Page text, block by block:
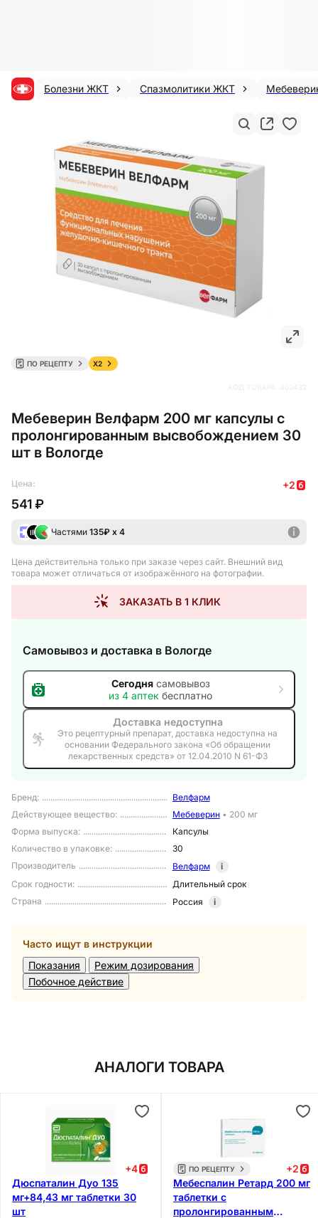
Болезни ЖКТ Спазмолитики ЖКТ
Мебеверин Велфарм 200 мг капсулы с
пролонгированным высвобождением 30
шт в Вологде
ПО РЕЦЕПТУ X2
Бренд:
Велфарм
Действующее вещество: Мебеверин• 200 мг
Форма выпуска:
Капсулы
Количество в упаковке:
30
Производитель
Велфарм
i
Срок годности:
Длительный срок
Страна
Россия i
Часто ищут в инструкции
Показания
Режим дозирования
Побочное действие
Цена: +2
541 ₽
Частями 135₽ х 4
Цена действительна только при заказе через сайт. Внешний вид
товара может отличаться от изображённого на фотографии.
ЗАКАЗАТЬ В 1 КЛИК
Самовывоз и доставка в Вологде
Сегоднясамовывоз
из 4 аптек бесплатно
Доставка недоступна
Это рецептурный препарат, доставка недоступна на
основании Федерального закона «Об обращении
лекарственных средств» от 12.04.2010 N 61-ФЗ
АНАЛОГИ ТОВАРА
+4
Дюспаталин Дуо 135
мг+84,43 мг таблетки 30
шт
ПО РЕЦЕПТУ +2
Мебеспалин Ретард 200 мг
таблетки с
пролонгированным